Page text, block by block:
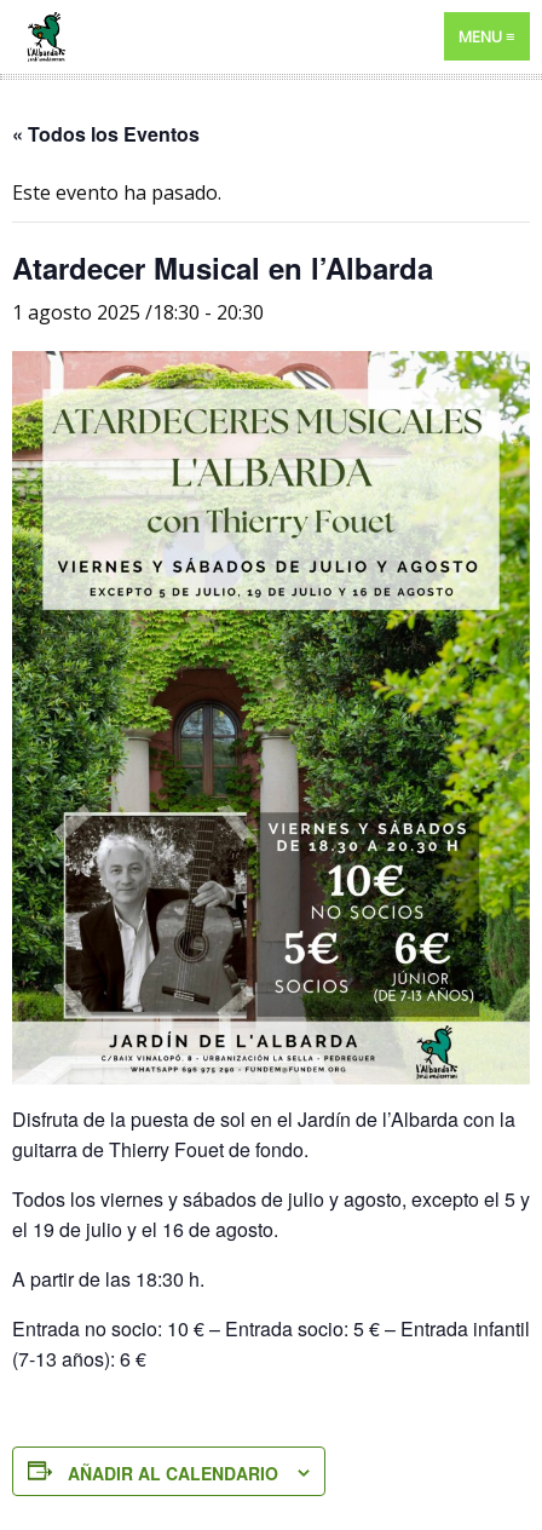
MENU
« Todos los Eventos
Este evento ha pasado.
Atardecer Musical en l’Albarda
1 agosto 2025 /18:30 - 20:30
Disfruta de la puesta de sol en el Jardín de l’Albarda con la
guitarra de Thierry Fouet de fondo.
Todos los viernes y sábados de julio y agosto, excepto el 5 y
el 19 de julio y el 16 de agosto.
A partir de las 18:30 h.
Entrada no socio: 10 € – Entrada socio: 5 € – Entrada infantil
(7-13 años): 6 €
AÑADIR AL CALENDARIO